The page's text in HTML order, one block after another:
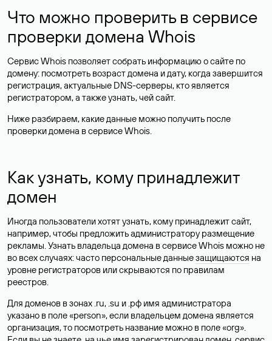
Что можно проверить в сервисе
проверки домена Whois
Сервис Whois позволяет собрать информацию о сайте по
домену: посмотреть возраст домена и дату, когда завершится
регистрация, актуальные DNS-серверы, кто является
регистратором, а также узнать, чей сайт.
Ниже разбираем, какие данные можно получить после
проверки домена в сервисе Whois.
Как узнать, кому принадлежит
домен
Иногда пользователи хотят узнать, кому принадлежит сайт,
например, чтобы предложить администратору размещение
рекламы. Узнать владельца домена в сервисе Whois можно не
во всех случаях: часто персональные данныезащищаются на
уровне регистраторов или скрываются по правилам
реестров.
Для доменов в зонах .ru, .su и .рф имя администратора
указано в поле «person», если владельцем домена является
организация, то посмотреть название можно в поле «org».